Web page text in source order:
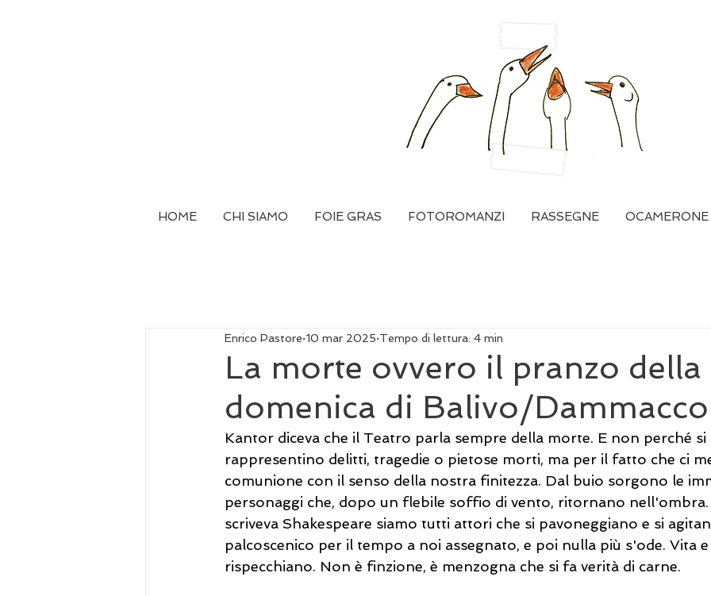
HOME CHI SIAMO FOIE GRAS FOTOROMANZI RASSEGNE OCAMERONE
La morte ovvero il pranzo della
domenica di Balivo/Dammacco
Enrico Pastore 10 mar 2025 Tempo di lettura: 4 min
Kantor diceva che il Teatro parla sempre della morte. E non perché si
rappresentino delitti, tragedie o pietose morti, ma per il fatto che ci
comunione con il senso della nostra finitezza. Dal buio sorgono le
personaggi che, dopo un flebile soffio di vento, ritornano nell'ombra.
scriveva Shakespeare siamo tutti attori che si pavoneggiano e si
palcoscenico per il tempo a noi assegnato, e poi nulla più s'ode. Vita
rispecchiano. Non è finzione, è menzogna che si fa verità di carne.